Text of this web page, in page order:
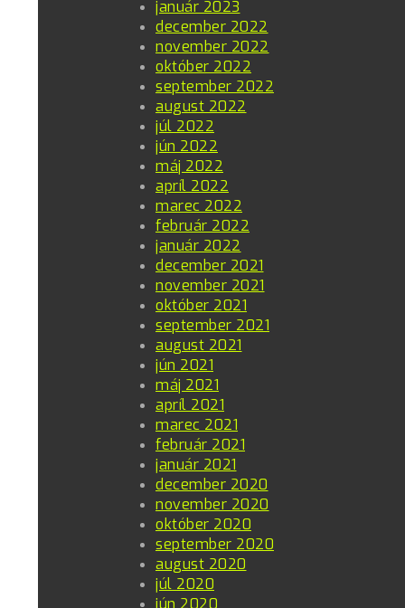
január 2023
december 2022
november 2022
október 2022
september 2022
august 2022
júl 2022
jún 2022
máj 2022
apríl 2022
marec 2022
február 2022
január 2022
december 2021
november 2021
október 2021
september 2021
august 2021
jún 2021
máj 2021
apríl 2021
marec 2021
február 2021
január 2021
december 2020
november 2020
október 2020
september 2020
august 2020
júl 2020
jún 2020